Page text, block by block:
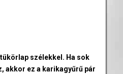
szélekkel. Ha sok
akkor ez a karikagyűrű pár